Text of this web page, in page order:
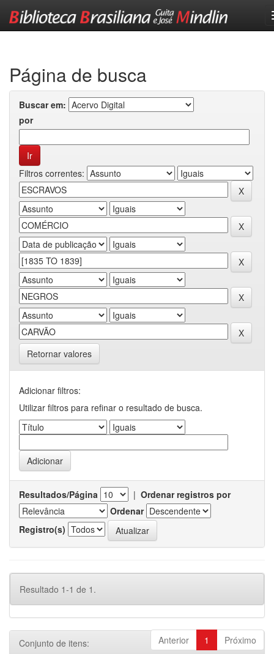
Página de busca
Buscar em:
por
Filtros correntes:
Retornar valores
Adicionar filtros:
Utilizar filtros para refinar o resultado de busca.
Resultados/Página | Ordenar registros por
Ordenar
Registro(s)
Resultado 1-1 de 1.
Anterior 1 Próximo
Conjunto de itens: